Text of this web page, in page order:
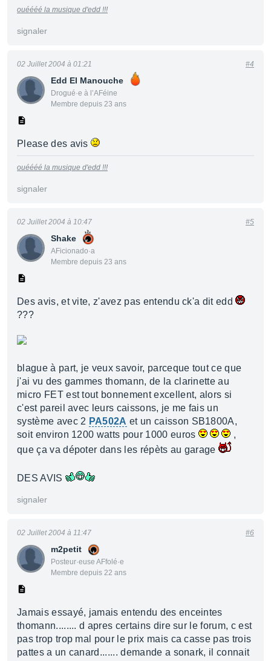
ouéééé la musique d'edd !!!
signaler
Edd El Manouche
Drogué·e à l’AFéine
Membre depuis 23 ans
02 Juillet 2004 à 01:21 #4
Please des avis
ouéééé la musique d'edd !!!
signaler
Shake
AFicionado·a
Membre depuis 23 ans
02 Juillet 2004 à 10:47 #5
Des avis, et vite, z'avez pas entendu ck'a dit edd
???
blague à part, je veux savoir, parceque tout ce que
j'ai vu des gammes thomann, de la clarinette au
micro FET est tout bonnement excellent, alors si
c'est pareil avec leurs caissons, je me fais un
système avec 2 PA502A et un caisson SB1800A,
soit environ 1200 watts pour 1000 euros
,
que ça va dépoter dans les répèts au garage
DES AVIS
signaler
m2petit
Posteur·euse AFfolé·e
Membre depuis 22 ans
02 Juillet 2004 à 11:47 #6
Jamais essayé, jamais entendu des enceintes
thomann........ d apres certains dire sur le forum, c est
pas trop trop mal pour le prix mais ca casse pas trois
pattes a un canard....... demande a sonark, il connait